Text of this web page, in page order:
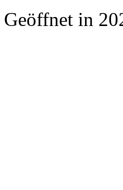
Geöffnet in